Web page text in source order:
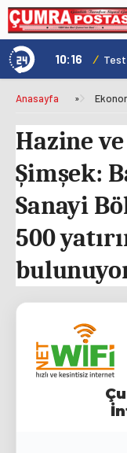
10:16 / Test
Anasayfa »
Hazine
Şimşek:
Sanayi
500